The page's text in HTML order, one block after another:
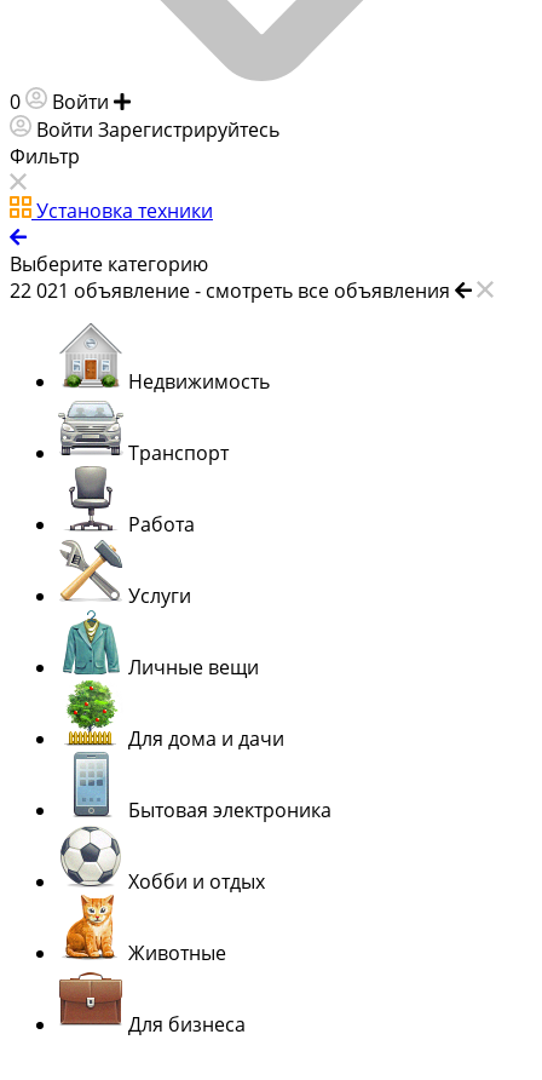
0 Войти
Войти Зарегистрируйтесь
Фильтр
Установка техники
Выберите категорию
22 021 объявление - смотреть все объявления
Недвижимость
Транспорт
Работа
Услуги
Личные вещи
Для дома и дачи
Бытовая электроника
Хобби и отдых
Животные
Для бизнеса